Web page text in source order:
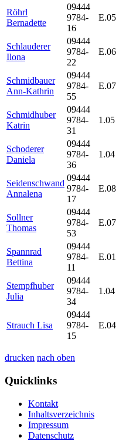
Röhrl
Bernadette
09444
9784-
16
E.05
Schlauderer
Ilona
09444
9784-
22
E.06
Schmidbauer
Ann-Kathrin
09444
9784-
55
E.07
Schmidhuber
Katrin
09444
9784-
31
1.05
Schoderer
Daniela
09444
9784-
36
1.04
Seidenschwand
Annalena
09444
9784-
17
E.08
Sollner
Thomas
09444
9784-
53
E.07
Spannrad
Bettina
09444
9784-
11
E.01
Stempfhuber
Julia
09444
9784-
34
1.04
Strauch Lisa
09444
9784-
15
E.04
drucken nach oben
Quicklinks
Kontakt
Inhaltsverzeichnis
Impressum
Datenschutz